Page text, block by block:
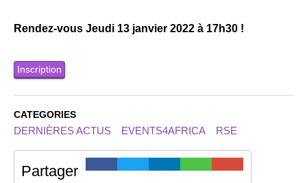
Rendez-vous Jeudi 13 janvier 2022 à 17h30 !
Inscription
CATEGORIES
DERNIÈRES ACTUS EVENTS4AFRICA RSE
Partager